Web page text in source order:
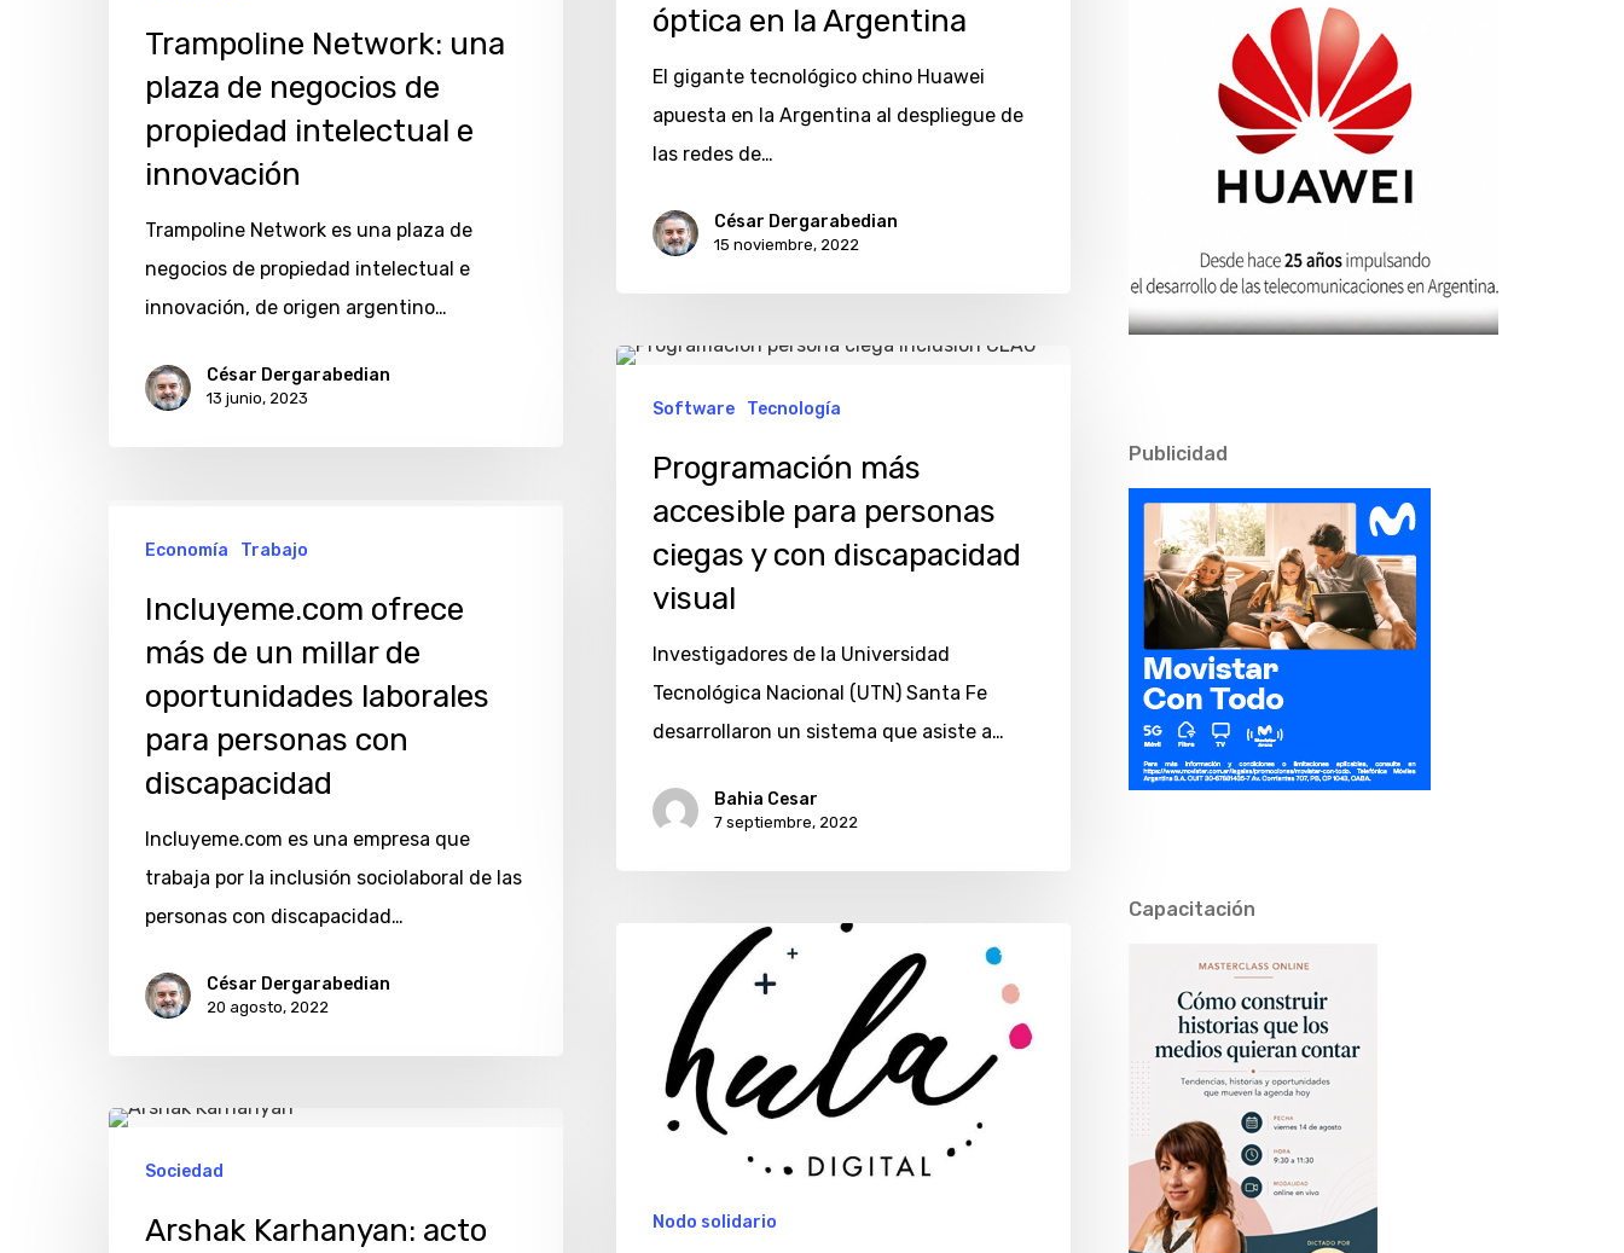
innovación
Trampoline Network: una
plaza de negocios de
propiedad intelectual e
innovación
Trampoline Network es una plaza de
negocios de propiedad intelectual e
innovación, de origen argentino…
César Dergarabedian
13 junio, 2023
Argentina
óptica en la Argentina
El gigante tecnológico chino Huawei
apuesta en la Argentina al despliegue de
las redes de…
César Dergarabedian
15 noviembre, 2022
Programación
personas
ciegas
discapacidad
Software Tecnología
Programación más
accesible para personas
ciegas y con discapacidad
visual
Investigadores de la Universidad
Tecnológica Nacional (UTN) Santa Fe
desarrollaron un sistema que asiste a…
Bahia Cesar
7 septiembre, 2022
ofrece
millar
oportunidades
laborales
discapacidad
Economía Trabajo
Incluyeme.com ofrece
más de un millar de
oportunidades laborales
para personas con
discapacidad
Incluyeme.com es una empresa que
trabaja por la inclusión sociolaboral de las
personas con discapacidad…
César Dergarabedian
20 agosto, 2022
digital
Nodo solidario
Arshak
Karhanyan:
Sociedad
Arshak Karhanyan: acto
Publicidad
Capacitación